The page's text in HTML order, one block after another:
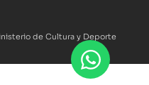
de Cultura y Deporte